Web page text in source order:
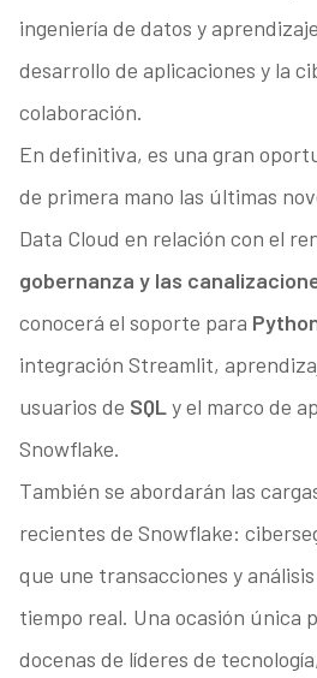
ingeniería de datos y
desarrollo de aplicaciones y la
colaboración.
En definitiva, es una gran
de primera mano las últimas
Data Cloud en relación con el
gobernanza y las
conocerá el soporte para
integración Streamlit,
usuarios de SQLy el marco de
Snowflake.
También se abordarán las
recientes de Snowflake:
que une transacciones y
tiempo real. Una ocasión única
docenas de líderes de